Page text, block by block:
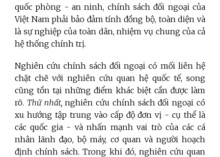
quốc phòng - an ninh, chính sách đối ngoại của
Việt Nam phải bảo đảm tính đồng bộ, toàn diện và
là sự nghiệp của toàn dân, nhiệm vụ chung của cả
hệ thống chính trị.
Nghiên cứu chính sách đối ngoại có mối liên hệ
chặt chẽ với nghiên cứu quan hệ quốc tế, song
cũng tồn tại những điểm khác biệt cần được làm
rõ. Thứ nhất, nghiên cứu chính sách đối ngoại có
xu hướng tập trung vào cấp độ đơn vị - cụ thể là
các quốc gia - và nhấn mạnh vai trò của các cá
nhân lãnh đạo, bộ máy, cơ quan và người hoạch
định chính sách. Trong khi đó, nghiên cứu quan